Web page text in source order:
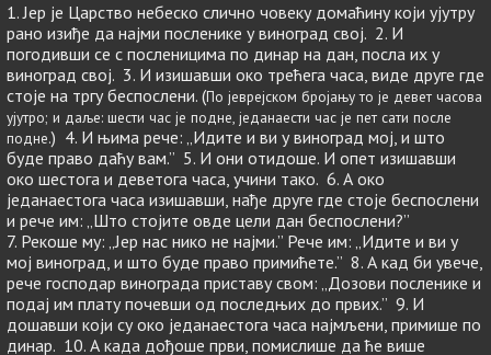
1. Јер је Царство небеско слично човеку домаћину који ујутру
рано изиђе да најми посленике у виноград свој. 2. И
погодивши се с посленицима по динар на дан, посла их у
виноград свој. 3. И изишавши око трећега часа, виде друге где
стоје на тргу беспослени. (По јеврејском бројању то је девет часова
ујутро; и даље: шести час је подне, једанаести час је пет сати после
подне.) 4. И њима рече: „Идите и ви у виноград мој, и што
буде право даћу вам.” 5. И они отидоше. И опет изишавши
око шестога и деветога часа, учини тако. 6. А око
једанаестога часа изишавши, нађе друге где стоје беспослени
и рече им: „Што стојите овде цели дан беспослени?”
7. Рекоше му: „Јер нас нико не најми.” Рече им: „Идите и ви у
мој виноград, и што буде право примићете.” 8. А кад би увече,
рече господар винограда приставу свом: „Дозови посленике и
подај им плату почевши од последњих до првих.” 9. И
дошавши који су око једанаестога часа најмљени, примише по
динар. 10. А када дођоше први, помислише да ће више